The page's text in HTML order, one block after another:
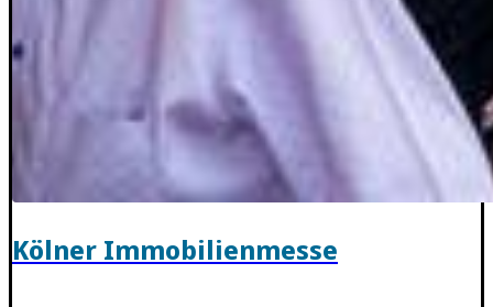
Kölner Immobilienmesse